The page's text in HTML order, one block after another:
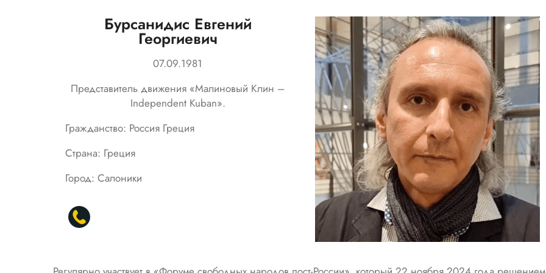
Бурсанидис Евгений
Георгиевич
07.09.1981
Представитель движения «Малиновый Клин –
Independent Kuban».
Гражданство: Россия Греция
Страна: Греция
Город: Салоники